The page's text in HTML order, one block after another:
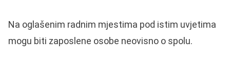
Na oglašenim radnim mjestima pod istim uvjetima
mogu biti zaposlene osobe neovisno o spolu.